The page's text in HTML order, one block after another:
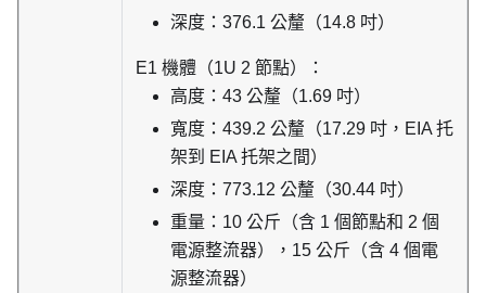
深度：376.1 公釐（14.8 吋）
E1 機體（1U 2 節點）：
高度：43 公釐（1.69 吋）
寬度：439.2 公釐（17.29 吋，EIA 托
架到 EIA 托架之間）
深度：773.12 公釐（30.44 吋）
重量：10 公斤（含 1 個節點和 2 個
電源整流器），15 公斤（含 4 個電
源整流器）